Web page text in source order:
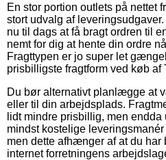
En stor portion outlets på nettet
stort udvalg af
nu til dags at få bragt ordren til
nemt for dig at hente din ordre
Fragttypen er jo super let
prisbilligste fragtform ved køb af
Du bør alternativt planlægge at
eller til din arbejdsplads.
lidt mindre prisbillig, men
mindst kostelige
men dette afhænger af at du
internet forretningens